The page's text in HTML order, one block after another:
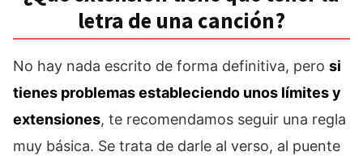
letra de una canción?
No hay nada escrito de forma definitiva, pero si
tienes problemas estableciendo unos límites y
extensiones, te recomendamos seguir una regla
muy básica. Se trata de darle al verso, al puente